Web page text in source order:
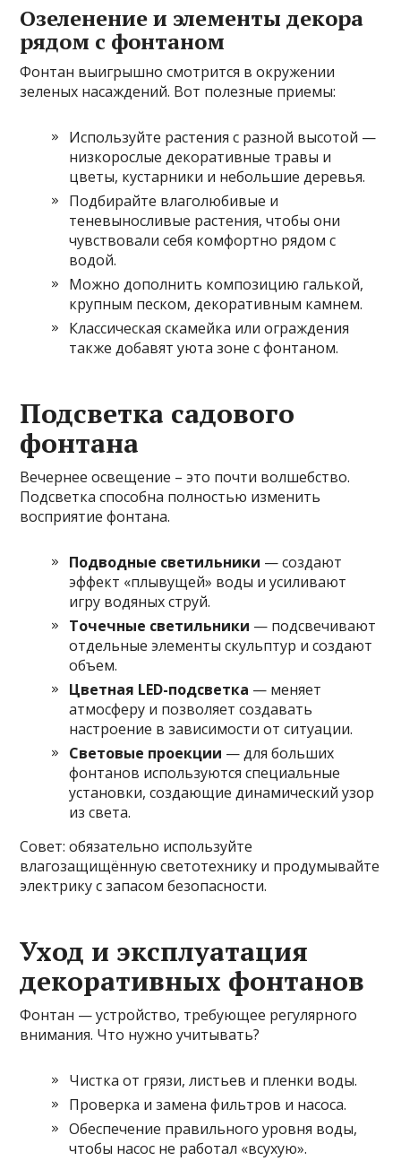
Озеленение и элементы декора
рядом с фонтаном
Фонтан выигрышно смотрится в окружении
зеленых насаждений. Вот полезные приемы:
Используйте растения с разной высотой —
низкорослые декоративные травы и
цветы, кустарники и небольшие деревья.
Подбирайте влаголюбивые и
теневыносливые растения, чтобы они
чувствовали себя комфортно рядом с
водой.
Можно дополнить композицию галькой,
крупным песком, декоративным камнем.
Классическая скамейка или ограждения
также добавят уюта зоне с фонтаном.
Подсветка садового
фонтана
Вечернее освещение – это почти волшебство.
Подсветка способна полностью изменить
восприятие фонтана.
Подводные светильники — создают
эффект «плывущей» воды и усиливают
игру водяных струй.
Точечные светильники — подсвечивают
отдельные элементы скульптур и создают
объем.
Цветная LED-подсветка — меняет
атмосферу и позволяет создавать
настроение в зависимости от ситуации.
Световые проекции — для больших
фонтанов используются специальные
установки, создающие динамический узор
из света.
Совет: обязательно используйте
влагозащищённую светотехнику и продумывайте
электрику с запасом безопасности.
Уход и эксплуатация
декоративных фонтанов
Фонтан — устройство, требующее регулярного
внимания. Что нужно учитывать?
Чистка от грязи, листьев и пленки воды.
Проверка и замена фильтров и насоса.
Обеспечение правильного уровня воды,
чтобы насос не работал «всухую».